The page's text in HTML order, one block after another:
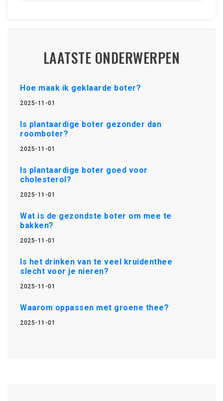
LAATSTE ONDERWERPEN
Hoe maak ik geklaarde boter?
2025-11-01
Is plantaardige boter gezonder dan
roomboter?
2025-11-01
Is plantaardige boter goed voor
cholesterol?
2025-11-01
Wat is de gezondste boter om mee te
bakken?
2025-11-01
Is het drinken van te veel kruidenthee
slecht voor je nieren?
2025-11-01
Waarom oppassen met groene thee?
2025-11-01